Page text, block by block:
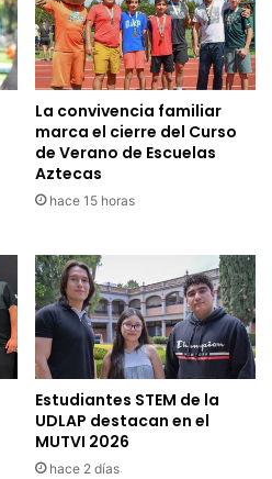
La convivencia familiar
marca el cierre del Curso
de Verano de Escuelas
Aztecas
hace 15 horas
Estudiantes STEM de la
UDLAP destacan en el
MUTVI 2026
hace 2 días